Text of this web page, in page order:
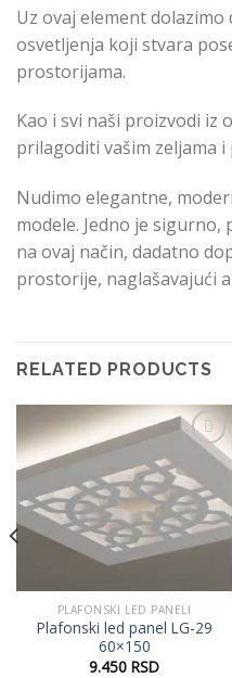
Uz ovaj element
osvetljenja koji stvara
prostorijama.
Kao i svi naši proizvodi iz
prilagoditi vašim zeljama i
Nudimo elegantne,
modele. Jedno je
na ovaj način, dadatno
prostorije, naglašavajući
RELATED PRODUCTS
Dodaj
u listu
želja
PLAFONSKI LED PANELI
Plafonski led panel LG-29
60×150
9.450 RSD